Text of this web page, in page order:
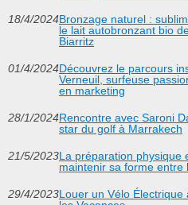
18/4/2024Bronzage naturel :
le lait autobronzant bio
Biarritz
01/4/2024Découvrez le parcours
Verneuil, surfeuse
en marketing
28/1/2024Rencontre avec Saroni
star du golf à Marrakech
21/5/2023La préparation physique
maintenir sa forme entre
29/4/2023Louer un Vélo Électrique